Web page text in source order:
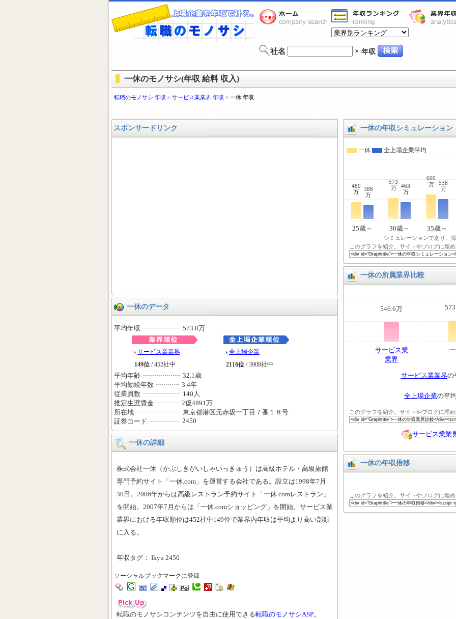
社名 × 年収
一休のモノサシ(年収 給料 収入)
転職のモノサシ 年収 > サービス業業界 年収 > 一休 年収
スポンサードリンク
一休のデータ
平均年収 573.8万
サービス業業界
149位 / 452社中
全上場企業
2116位 / 3908社中
平均年齢
32.1歳
平均勤続年数
3.4年
従業員数
140人
推定生涯賃金
2億4891万
所在地
東京都港区元赤坂一丁目７番１８号
証券コード
2450
一休の詳細
株式会社一休（かぶしきがいしゃいっきゅう）は高級ホテル・高級旅館
専門予約サイト「一休.com」を運営する会社である。設立は1998年7月
30日。2006年からは高級レストラン予約サイト「一休.comレストラン」
を開始。2007年7月からは「一休.comショッピング」を開始。サービス業
業界における年収順位は452社中149位で業界内年収は平均より高い部類
に入る。
年収タグ： Ikyu 2450
ソーシャルブックマークに登録
転職のモノサシコンテンツを自由に使用できる転職のモノサシASP。
一休の年収シミュレーション
一休 全上場企業平均
480
万
388
万
573
万
463
万
666
万
538
万
25歳～ 30歳～ 35歳～
シミュレーションであり、
このグラフを紹介。サイトやブログに埋
一休の所属業界比較
546.6万
サービス業
業界
サービス業業界の
全上場企業の平
このグラフを紹介。サイトやブログに埋
サービス業業
一休の年収推移
このグラフを紹介。サイトやブログに埋